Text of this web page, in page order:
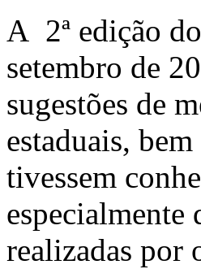
A 2ª edição
setembro de
sugestões de
estaduais,
tivessem
especialmente
realizadas por